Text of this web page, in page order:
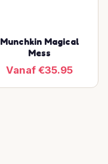
Munchkin Magical
Mess
Vanaf €35.95